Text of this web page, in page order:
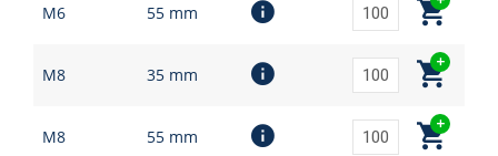
M6 55 mm
M8 35 mm
M8 55 mm